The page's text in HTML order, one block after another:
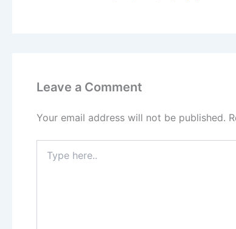
Leave a Comment
Your email address will not be published.
here..